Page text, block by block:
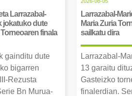
Larrazabal-
jokatuko dute
finala
gainditu dute
bigarren
Rezusta
Bn Murua-
Larrazabal-
Maria Zuria
sailkatu dira
Larrazabal-
13 garaitu
Gasteizko
finalerdian.